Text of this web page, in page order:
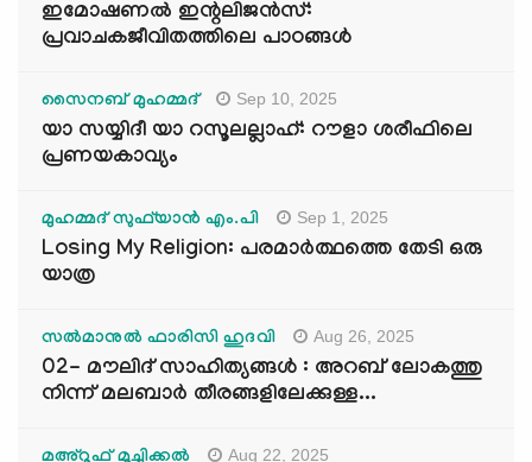
ഇമോഷണൽ ഇന്റലിജൻസ്:
പ്രവാചകജീവിതത്തിലെ പാഠങ്ങൾ
സൈനബ് മുഹമ്മദ് Sep 10, 2025
യാ സയ്യിദീ യാ റസൂലല്ലാഹ്: റൗളാ ശരീഫിലെ
പ്രണയകാവ്യം
മുഹമ്മദ് സുഫ്‌യാൻ എം.പി Sep 1, 2025
Losing My Religion: പരമാർത്ഥത്തെ തേടി ഒരു
യാത്ര
സൽമാനുൽ ഫാരിസി ഹുദവി Aug 26, 2025
02- മൗലിദ് സാഹിത്യങ്ങൾ : അറബ് ലോകത്തു
നിന്ന് മലബാർ തീരങ്ങളിലേക്കുള്ള...
Aug 22, 2025